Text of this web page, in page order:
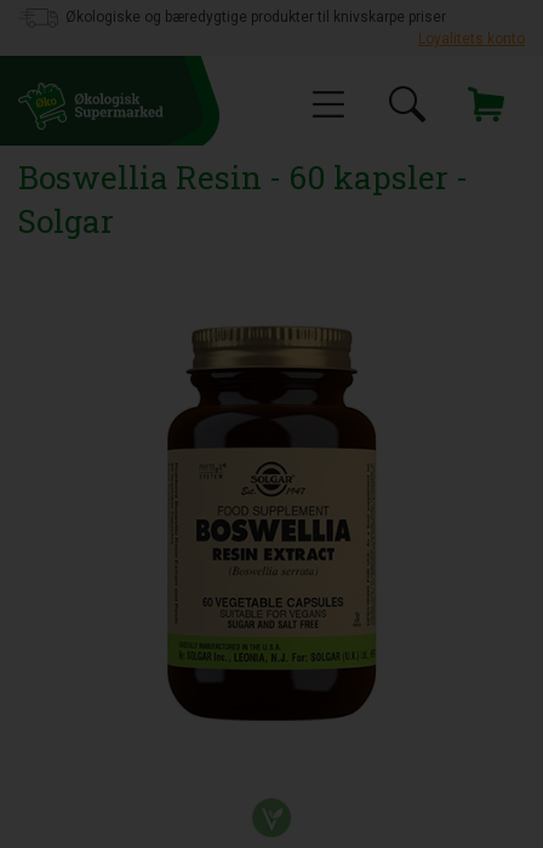
Økologiske og bæredygtige produkter til knivskarpe priser
Loyalitets konto
Boswellia Resin - 60 kapsler -
Solgar